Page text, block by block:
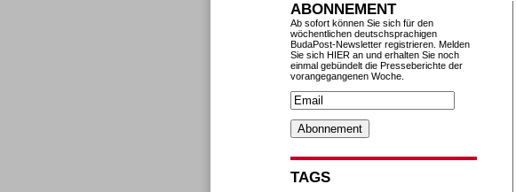
ABONNEMENT
Ab sofort können Sie sich für den
wöchentlichen deutschsprachigen
BudaPost-Newsletter registrieren. Melden
Sie sich HIER an und erhalten Sie noch
einmal gebündelt die Presseberichte der
vorangegangenen Woche.
TAGS